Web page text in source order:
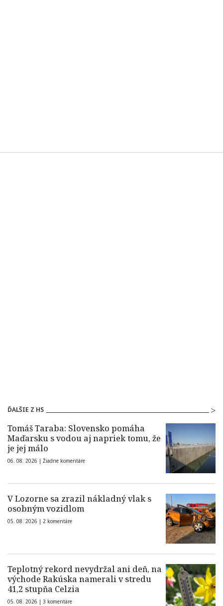
ĎALŠIE Z HS
Tomáš Taraba: Slovensko pomáha
Maďarsku s vodou aj napriek tomu, že
je jej málo
06. 08. 2026 | Žiadne komentáre
V Lozorne sa zrazil nákladný vlak s
osobným vozidlom
05. 08. 2026 | 2 komentáre
Teplotný rekord nevydržal ani deň, na
východe Rakúska namerali v stredu
41,2 stupňa Celzia
05. 08. 2026 | 3 komentáre